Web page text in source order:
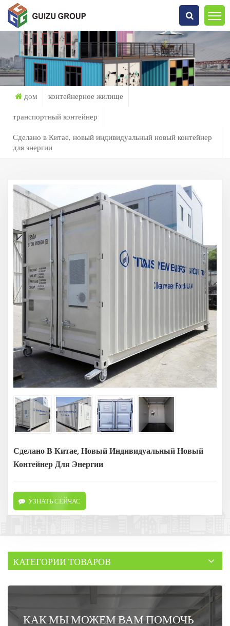
Что Ты Ищешь?
дом контейнерное жилище
транспортный контейнер
Сделано в Китае, новый индивидуальный новый контейнер
для энергии
Сделано В Китае, Новый Индивидуальный Новый
Контейнер Для Энергии
УЗНАТЬ СЕЙЧАС
КАТЕГОРИИ ТОВАРОВ
КАК МЫ МОЖЕМ ВАМ ПОМОЧЬ